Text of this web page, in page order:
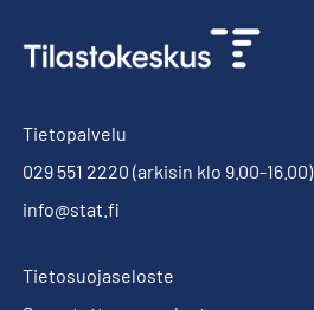
Tietopalvelu
029 551 2220 (arkisin klo 9.00-16.00)
info@stat.fi
Tietosuojaseloste